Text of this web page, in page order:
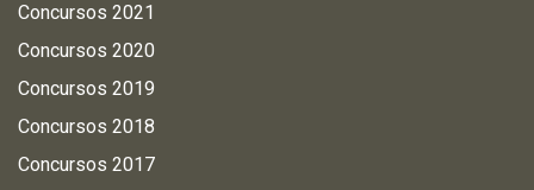
Concursos 2021
Concursos 2020
Concursos 2019
Concursos 2018
Concursos 2017